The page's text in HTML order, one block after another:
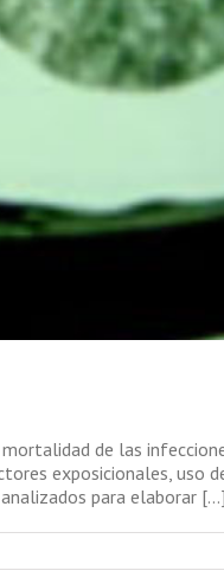
de las
exposicionales, uso
para elaborar [...]